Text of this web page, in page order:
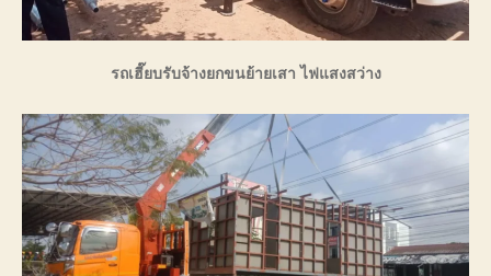
รถเฮี๊ยบรับจ้างยกขนย้ายเสา ไฟแสงสว่าง